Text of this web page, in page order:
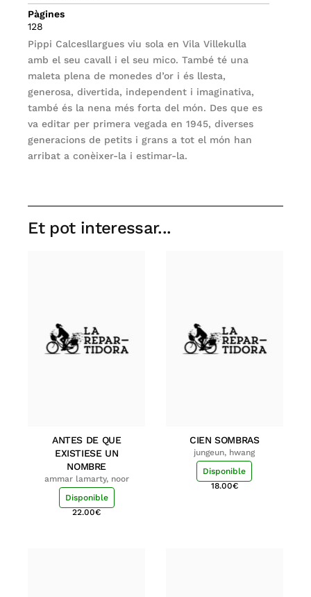
Pàgines
128
Pippi Calcesllargues viu sola en Vila Villekulla
amb el seu cavall i el seu mico. També té una
maleta plena de monedes d’or i és llesta,
generosa, divertida, independent i imaginativa,
també és la nena més forta del món. Des que es
va editar per primera vegada en 1945, diverses
generacions de petits i grans a tot el món han
arribat a conèixer-la i estimar-la.
Et pot interessar...
ANTES DE QUE
EXISTIESE UN
NOMBRE
ammar lamarty, noor
Disponible
22.00€
CIEN SOMBRAS
jungeun, hwang
Disponible
18.00€